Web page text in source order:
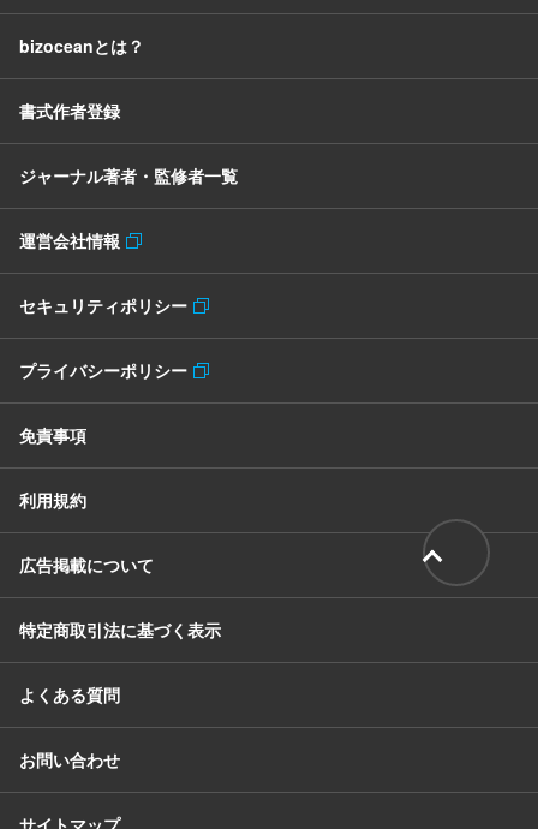
bizoceanとは？
書式作者登録
ジャーナル著者・監修者一覧
運営会社情報
セキュリティポリシー
プライバシーポリシー
免責事項
利用規約
広告掲載について
特定商取引法に基づく表示
よくある質問
お問い合わせ